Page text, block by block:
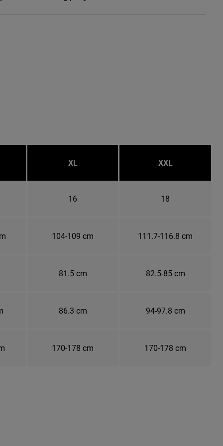
XL XXL
16 18
104-109 cm 111.7-116.8 cm
81.5 cm 82.5-85 cm
86.3 cm 94-97.8 cm
170-178 cm 170-178 cm